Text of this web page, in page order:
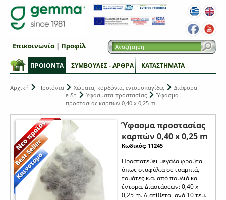
ΠΡΟΙΟΝΤΑ ΣΥΜΒΟΥΛΕΣ - ΑΡΘΡΑ ΚΑΤΑΣΤΗΜΑΤΑ
Επικοινωνία| Προφίλ
Αρχική Προϊόντα Χώματα, κορδόνια, εντομοπαγίδες
Διάφορα
είδη
Υφάσματα προστασίας
Ύφασμα
προστασίας καρπών 0,40 x 0,25 m
Ύφασμα προστασίας
καρπών 0,40 x 0,25 m
Κωδικός: 11245
Προστατεύει μεγάλα φρούτα
όπως σταφύλια σε τσαμπιά,
τομάτες κ.α. από πουλιά και
έντομα. Διαστάσεων: 0,40 x
0,25 m. Διατίθεται ανά 10 τεμ.